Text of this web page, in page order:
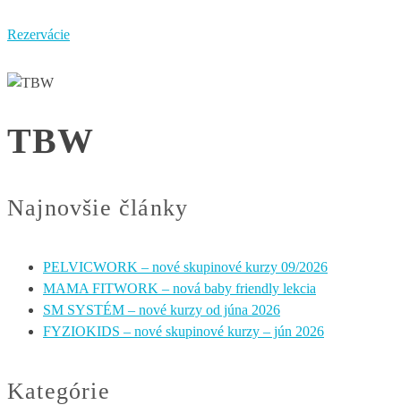
Rezervácie
TBW
Najnovšie články
PELVICWORK – nové skupinové kurzy 09/2026
MAMA FITWORK – nová baby friendly lekcia
SM SYSTÉM – nové kurzy od júna 2026
FYZIOKIDS – nové skupinové kurzy – jún 2026
Kategórie